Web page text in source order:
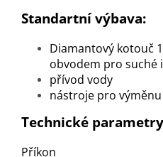
Standartní výbava:
Diamantový kotouč
obvodem pro suché
přívod vody
nástroje pro
Technické
Příkon